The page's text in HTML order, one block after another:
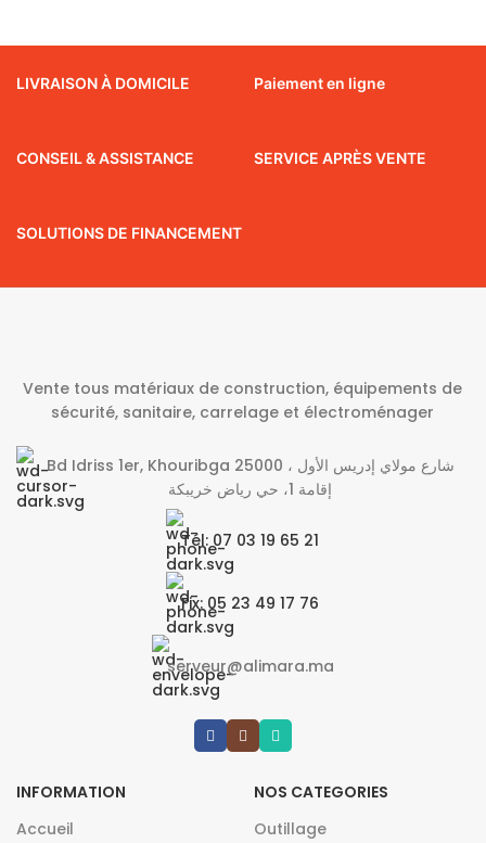
LIVRAISON À DOMICILE Paiement en ligne
CONSEIL & ASSISTANCE SERVICE APRÈS VENTE
SOLUTIONS DE FINANCEMENT
Vente tous matériaux de construction, équipements de
sécurité, sanitaire, carrelage et électroménager
Bd Idriss 1er, Khouribga 25000 شارع مولاي إدريس الأول ،
إقامة 1، حي رياض خريبكة
Tél: 07 03 19 65 21
Fix: 05 23 49 17 76
serveur@alimara.ma
INFORMATION
Accueil
NOS CATEGORIES
Outillage